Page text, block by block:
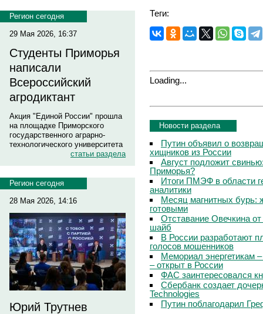
Регион сегодня
29 Мая 2026, 16:37
Студенты Приморья
написали
Всероссийский
агродиктант
Акция "Единой России" прошла
на площадке Приморского
государственного аграрно-
технологического университета
статьи раздела
Регион сегодня
28 Мая 2026, 14:16
Юрий Трутнев
Теги:
Loading...
Новости раздела
Путин объявил о
хищников из России
Август подложит
Приморья?
Итоги ПМЭФ в области
аналитики
Месяц магнитных бурь:
готовыми
Отставание Овечкина
шайб
В России разработают
голосов мошенников
Мемориал энергетикам
– открыт в России
ФАС заинтересовался
Сбербанк создает
Technologies
Путин поблагодарил